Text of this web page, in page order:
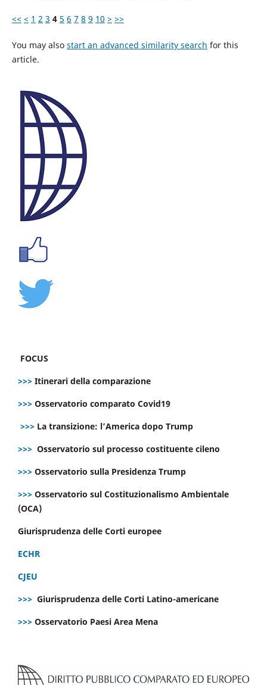
<< < 1 2 3 4 5 6 7 8 9 10 > >>
You may also start an advanced similarity search for this
article.
FOCUS
>>> Itinerari della comparazione
>>> Osservatorio comparato Covid19
>>> La transizione: l’America dopo Trump
>>> Osservatorio sul processo costituente cileno
>>> Osservatorio sulla Presidenza Trump
>>> Osservatorio sul Costituzionalismo Ambientale
(OCA)
Giurisprudenza delle Corti europee
ECHR
CJEU
>>> Giurisprudenza delle Corti Latino-americane
>>> Osservatorio Paesi Area Mena